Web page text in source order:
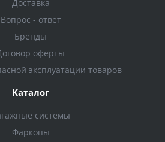
Доставка
Вопрос - ответ
Бренды
оферты
эксплуатации товаров
Каталог
системы
Фаркопы